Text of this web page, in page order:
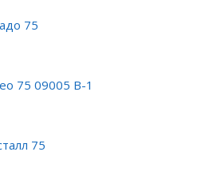
75
75 09005 B-1
75